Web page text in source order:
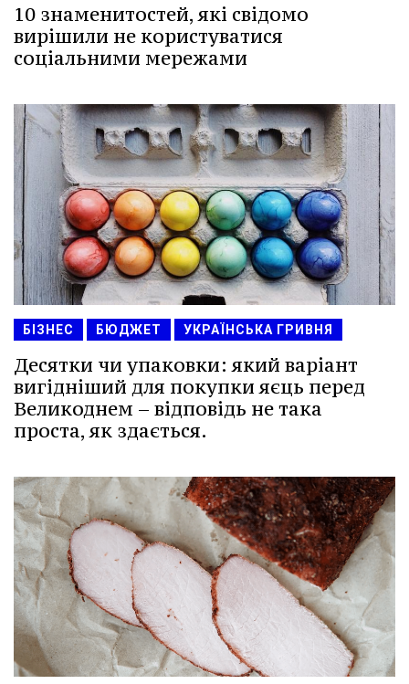
10 знаменитостей, які свідомо
вирішили не користуватися
соціальними мережами
БІЗНЕС БЮДЖЕТ УКРАЇНСЬКА ГРИВНЯ
Десятки чи упаковки: який варіант
вигідніший для покупки яєць перед
Великоднем – відповідь не така
проста, як здається.